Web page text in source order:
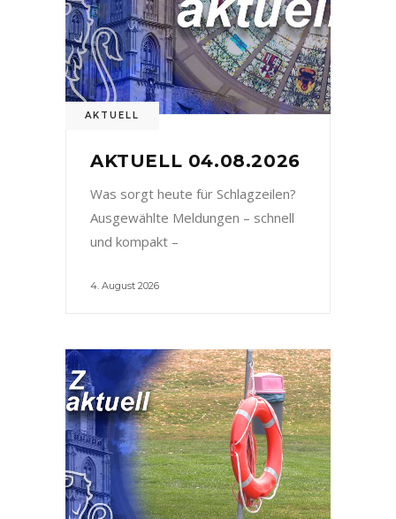
AKTUELL
AKTUELL 04.08.2026
Was sorgt heute für Schlagzeilen?
Ausgewählte Meldungen – schnell
und kompakt –
4. August 2026